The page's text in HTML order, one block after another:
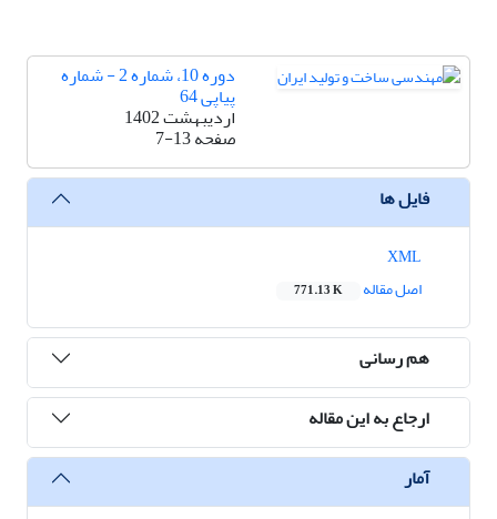
دوره 10، شماره 2 - شماره
پیاپی 64
اردیبهشت 1402
صفحه7-13
فایل ها
اصل مقاله
771.13 K
هم رسانی
ارجاع به این مقاله
آمار